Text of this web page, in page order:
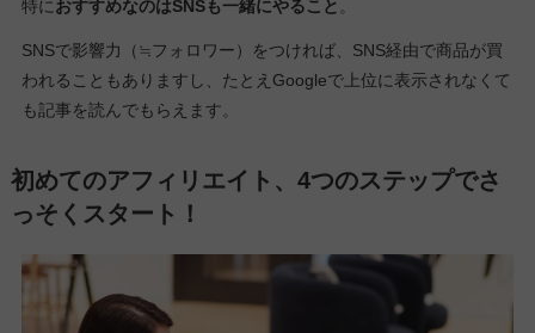
特におすすめなのはSNSも一緒にやること。
SNSで影響力（≒フォロワー）をつければ、SNS経由で商品が買
われることもありますし、たとえGoogleで上位に表示されなくて
も記事を読んでもらえます。
初めてのアフィリエイト、4つのステップでさ
っそくスタート！